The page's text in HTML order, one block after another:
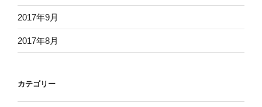
2017年9月
2017年8月
カテゴリー